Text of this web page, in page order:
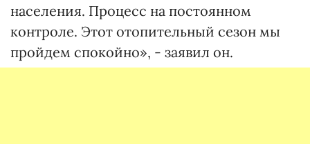
населения. Процесс на постоянном
контроле. Этот отопительный сезон мы
пройдем спокойно», - заявил он.